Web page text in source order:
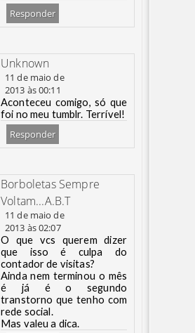
Responder
Unknown
11 de maio de
2013 às 00:11
Aconteceu comigo, só que
foi no meu tumblr. Terrível!
Responder
Borboletas Sempre
Voltam...A.B.T
11 de maio de
2013 às 02:07
O que vcs querem dizer
que isso é culpa do
contador de visitas?
Ainda nem terminou o mês
é já é o segundo
transtorno que tenho com
rede social.
Mas valeu a dica.